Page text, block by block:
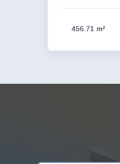
456.71 m²